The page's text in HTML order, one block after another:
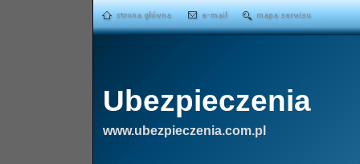
Ubezpieczenia
www.ubezpieczenia.com.pl